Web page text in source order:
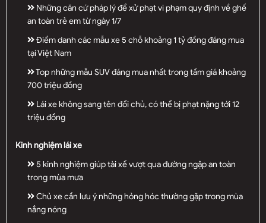
Những căn cứ pháp lý để xử phạt vi phạm quy định về ghế
an toàn trẻ em từ ngày 1/7
Điểm danh các mẫu xe 5 chỗ khoảng 1 tỷ đồng đáng mua
tại Việt Nam
Top những mẫu SUV đáng mua nhất trong tầm giá khoảng
700 triệu đồng
Lái xe không sang tên đổi chủ, có thể bị phạt nặng tới 12
triệu đồng
Kinh nghiệm lái xe
5 kinh nghiệm giúp tài xế vượt qua đường ngập an toàn
trong mùa mưa
Chủ xe cần lưu ý những hỏng hóc thường gặp trong mùa
nắng nóng